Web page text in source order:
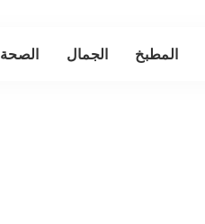
المطبخ الجمال الصحة